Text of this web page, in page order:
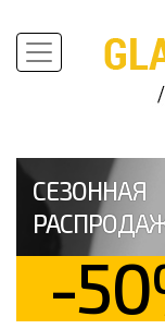
СЕЗОННАЯ
-